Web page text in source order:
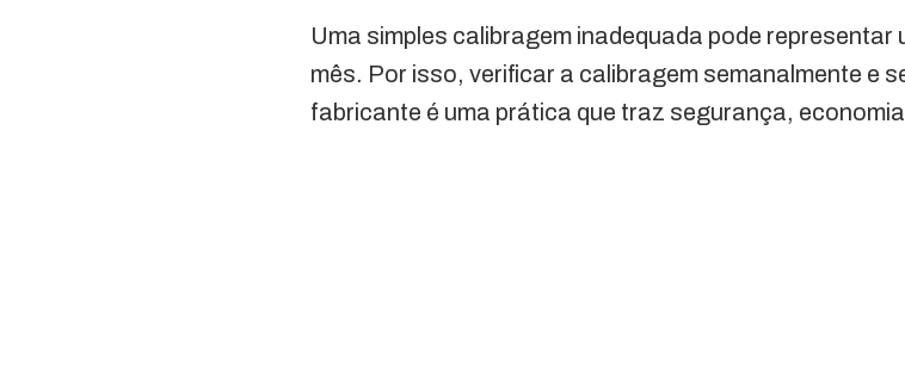
Uma simples calibragem inadequada pode
mês. Por isso, verificar a calibragem semanalmente e
fabricante é uma prática que traz segurança,